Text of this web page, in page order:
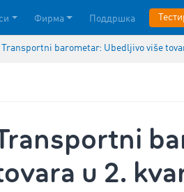
Фирма Поддршка
Transportni barometar: Ubedljivo više
u 2.